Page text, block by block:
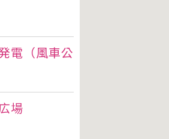
電（風車公
場